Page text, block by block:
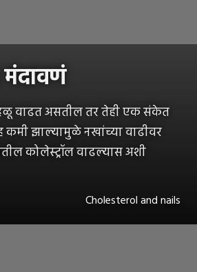
मंदावणं
वाढत असतील तर तेही एक संकेत
कमी झाल्यामुळे नखांच्या वाढीवर
कोलेस्ट्रॉल वाढल्यास अशी
Cholesterol and nails